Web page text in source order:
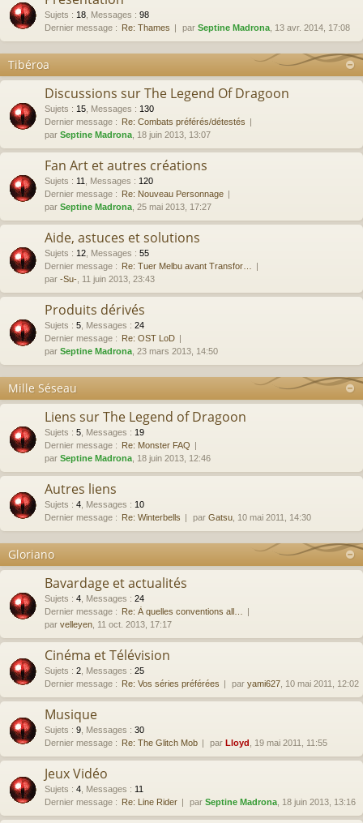
Sujets : 18 Messages : 98
Dernier message : Re: Thames par Septine Madrona , 13 avr. 2014, 17:08
Tibéroa
Discussions sur The Legend Of Dragoon
Sujets : 15 Messages : 130
Dernier message : Re: Combats préférés/détestés
par Septine Madrona , 18 juin 2013, 13:07
Fan Art et autres créations
Sujets : 11 Messages : 120
Dernier message : Re: Nouveau Personnage
par Septine Madrona , 25 mai 2013, 17:27
Aide, astuces et solutions
Sujets : 12 Messages : 55
Dernier message : Re: Tuer Melbu avant Transfor…
par -Su- , 11 juin 2013, 23:43
Produits dérivés
Sujets : 5 Messages : 24
Dernier message : Re: OST LoD
par Septine Madrona , 23 mars 2013, 14:50
Mille Séseau
Liens sur The Legend of Dragoon
Sujets : 5 Messages : 19
Dernier message : Re: Monster FAQ
par Septine Madrona , 18 juin 2013, 12:46
Autres liens
Sujets : 4 Messages : 10
Dernier message : Re: Winterbells par Gatsu , 10 mai 2011, 14:30
Gloriano
Bavardage et actualités
Sujets : 4 Messages : 24
Dernier message : Re: À quelles conventions all…
par velleyen , 11 oct. 2013, 17:17
Cinéma et Télévision
Sujets : 2 Messages : 25
Dernier message : Re: Vos séries préférées par yami627 , 10 mai 2011, 12:02
Musique
Sujets : 9 Messages : 30
Dernier message : Re: The Glitch Mob par Lloyd , 19 mai 2011, 11:55
Jeux Vidéo
Sujets : 4 Messages : 11
Dernier message : Re: Line Rider par Septine Madrona , 18 juin 2013, 13:16